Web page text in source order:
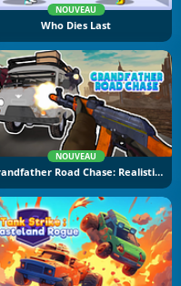
NOUVEAU
Who Dies Last
NOUVEAU
Grandfather Road Chase: Realistic Shooter